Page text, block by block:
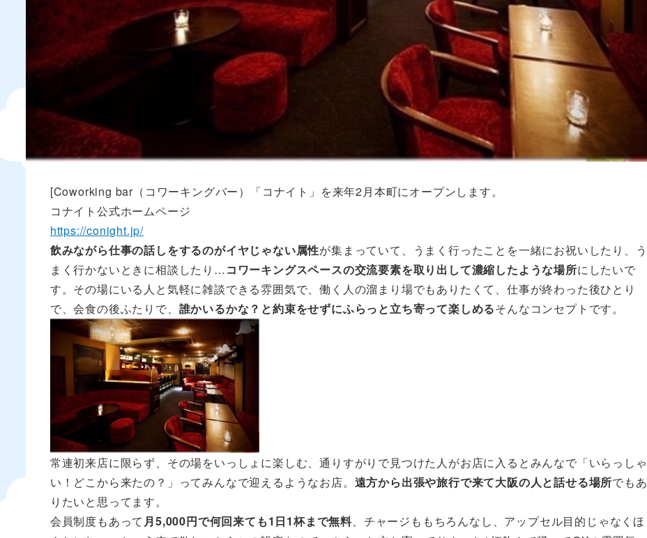
[Coworking bar（コワーキングバー）「コナイト」を来年2月本町にオープンします。
コナイト公式ホームページ
https://conight.jp/
飲みながら仕事の話しをするのがイヤじゃない属性が集まっていて、うまく行ったことを一緒にお祝いしたり、う
まく行かないときに相談したり…コワーキングスペースの交流要素を取り出して濃縮したような場所にしたいで
す。その場にいる人と気軽に雑談できる雰囲気で、働く人の溜まり場でもありたくて、仕事が終わった後ひとり
で、会食の後ふたりで、 誰かいるかな？と約束をせずにふらっと立ち寄って楽しめるそんなコンセプトです。
常連初来店に限らず、その場をいっしょに楽しむ、通りすがりで見つけた人がお店に入るとみんなで「いらっしゃ
い！どこから来たの？」ってみんなで迎えるようなお店。 遠方から出張や旅行で来て大阪の人と話せる場所でもあ
りたいと思ってます。
会員制度もあって 月5,000円で何回来ても1日1杯まで無料、チャージももちろんなし、アップセル目的じゃなくほ